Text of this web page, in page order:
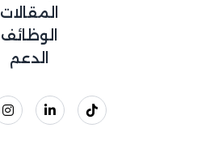
المقالات
الوظائف
الدعم